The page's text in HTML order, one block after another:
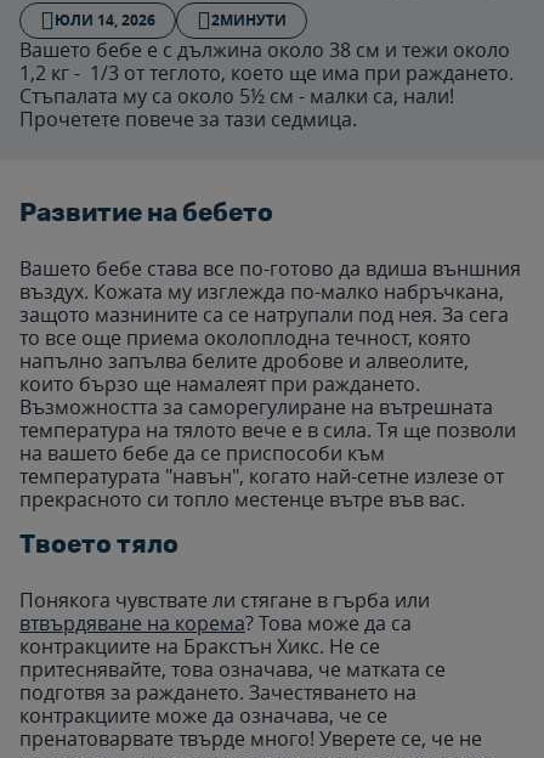
ЮЛИ 14, 2026 2МИНУТИ
Вашето бебе е с дължина около 38 см и тежи около
1,2 кг - 1/3 от теглото, което ще има при раждането.
Стъпалата му са около 5½ см - малки са, нали!
Прочетете повече за тази седмица.
Развитие на бебето
Вашето бебе става все по-готово да вдиша външния
въздух. Кожата му изглежда по-малко набръчкана,
защото мазнините са се натрупали под нея. За сега
то все още приема околоплодна течност, която
напълно запълва белите дробове и алвеолите,
които бързо ще намалеят при раждането.
Възможността за саморегулиране на вътрешната
температура на тялото вече е в сила. Тя ще позволи
на вашето бебе да се приспособи към
температурата "навън", когато най-сетне излезе от
прекрасното си топло местенце вътре във вас.
Твоето тяло
Понякога чувствате ли стягане в гърба или
втвърдяване на корема? Това може да са
контракциите на Бракстън Хикс. Не се
притеснявайте, това означава, че матката се
подготвя за раждането. Зачестяването на
контракциите може да означава, че се
пренатоварвате твърде много! Уверете се, че не